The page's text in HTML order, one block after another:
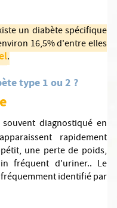
un diabète spécifique
16,5% d'entre elles
.
type 1 ou 2 ?
diagnostiqué en
rapidement
une perte de poids,
fréquent d'uriner.. Le
identifié par